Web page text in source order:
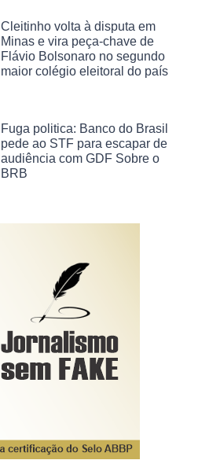
Cleitinho volta à disputa em
Minas e vira peça-chave de
Flávio Bolsonaro no segundo
maior colégio eleitoral do país
Fuga politica: Banco do Brasil
pede ao STF para escapar de
audiência com GDF Sobre o
BRB